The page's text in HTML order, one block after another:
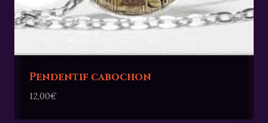
Pendentif cabochon
12,00€